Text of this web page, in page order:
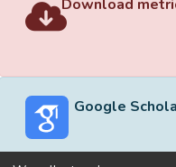
Download
Google